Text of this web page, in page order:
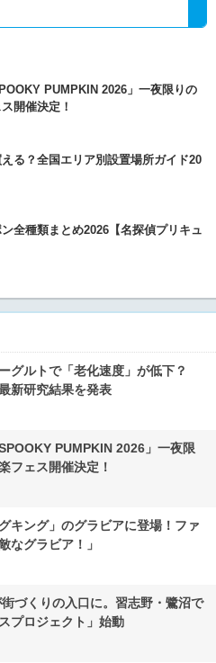
PUMPKIN 2026」一夜限りの
開催決定！
る？全国エリア別設置場所ガイド20
全種類まとめ2026【名探偵プリキュ
グルトで「老化速度」が低下？
新研究結果を発表
PUMPKIN 2026」一夜限
フェス開催決定！
キング」のグラビアに登場！ファ
なグラビア！」
づくりの入口に。習志野・鷺沼で
プロジェクト」始動